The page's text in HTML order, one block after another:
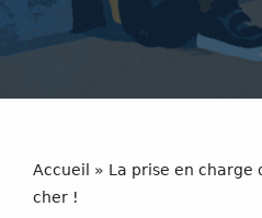
Accueil » La prise en charge
cher !